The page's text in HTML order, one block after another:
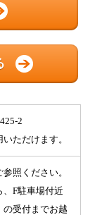
2
ただけます。
照ください。
、F駐車場付近
の受付までお越